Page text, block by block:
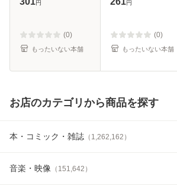
料】
円
(0)
もったいない本舗
円
(0)
もったいない本舗
お店のカテゴリから商品を探す
本・コミック・雑誌 （ 1,262,162 ）
音楽・映像 （ 151,642 ）